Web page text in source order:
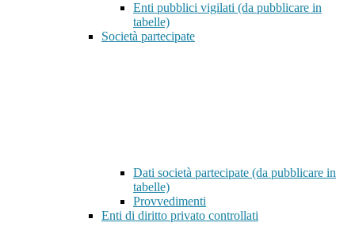
Enti pubblici vigilati (da pubblicare in
tabelle)
Società partecipate
Dati società partecipate (da pubblicare in
tabelle)
Provvedimenti
Enti di diritto privato controllati